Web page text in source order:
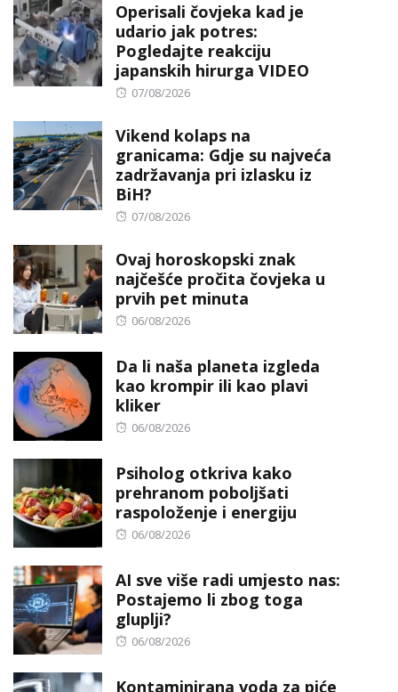
Operisali čovjeka kad je
udario jak potres:
Pogledajte reakciju
japanskih hirurga VIDEO
Posted
07/08/2026
Vikend kolaps na
granicama: Gdje su najveća
zadržavanja pri izlasku iz
BiH?
Posted
07/08/2026
Ovaj horoskopski znak
najčešće pročita čovjeka u
prvih pet minuta
Posted
06/08/2026
Da li naša planeta izgleda
kao krompir ili kao plavi
kliker
Posted
06/08/2026
Psiholog otkriva kako
prehranom poboljšati
raspoloženje i energiju
Posted
06/08/2026
AI sve više radi umjesto nas:
Postajemo li zbog toga
gluplji?
Posted
06/08/2026
Kontaminirana voda za piće